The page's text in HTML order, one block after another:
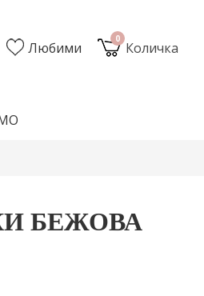
0
Количка
Любими
БЕЖОВА